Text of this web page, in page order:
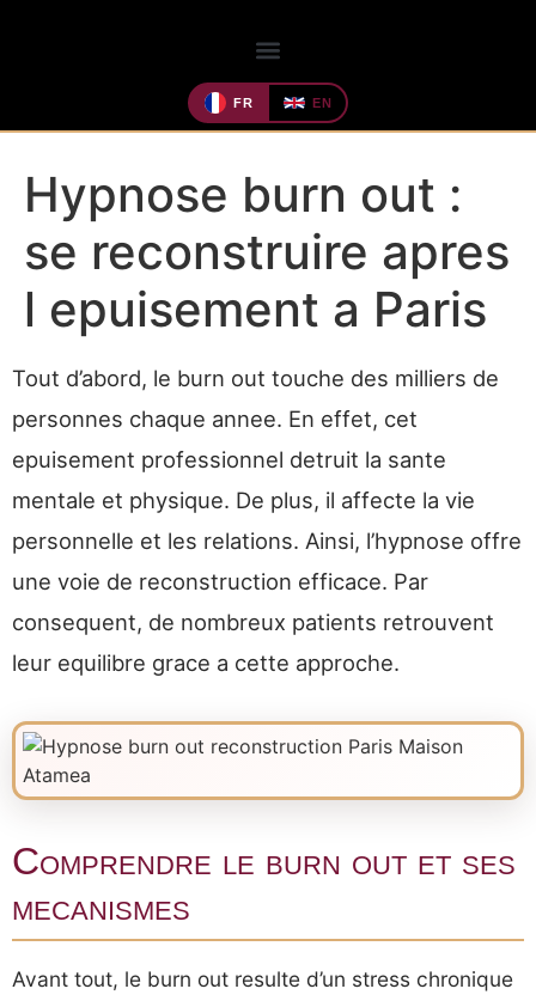
FR EN
Hypnose burn out :
se reconstruire apres
l epuisement a Paris
Tout d’abord, le burn out touche des milliers de
personnes chaque annee. En effet, cet
epuisement professionnel detruit la sante
mentale et physique. De plus, il affecte la vie
personnelle et les relations. Ainsi, l’hypnose offre
une voie de reconstruction efficace. Par
consequent, de nombreux patients retrouvent
leur equilibre grace a cette approche.
Comprendre le burn out et ses
mecanismes
Avant tout, le burn out resulte d’un stress chronique